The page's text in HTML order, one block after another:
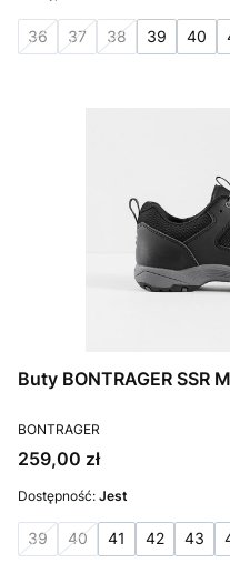
36 37 38 39 40
Buty BONTRAGER SSR
PRODUCENT
BONTRAGER
Cena
259,00 zł
Dostępność: Jest
39 40 41 42 43